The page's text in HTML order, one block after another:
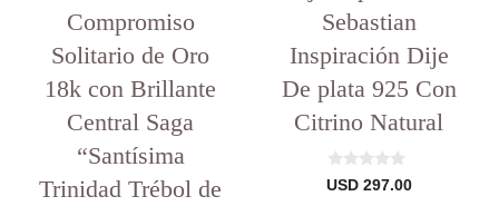
Compromiso
Solitario de Oro
18k con Brillante
Central Saga
“Santísima
Trinidad Trébol de
Sebastian
Inspiración Dije
De plata 925 Con
Citrino Natural
0
d
USD297.00